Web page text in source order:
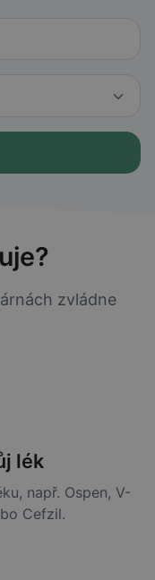
zvládne
lék
např. Ospen, V-
Cefzil.